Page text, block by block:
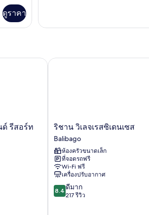
ดูราคา
Queen
and
ด์ รีสอร์ท
สอร์ท
ริ
ชาน
วิ
เล
จเร
ส
ซิ
เดน
เซส
ริชาน วิเลจเรสซิเดนเซส
Balibago
ห้องครัวขนาดเล็ก
ที่จอดรถฟรี
Wi-Fi ฟรี
เครื่องปรับอากาศ
8.4
จาก
8.4 ดีมาก
217 รีวิว
ริชาน วิเลจเรสซิเดนเซส